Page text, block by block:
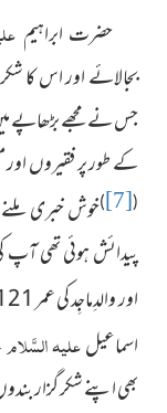
حضرت ابراہیم
بجالائے اور اس کا
جس نے مجھے بڑھاپے
کے طور پر فقیروں اور
(
[7]
)خوش خبری
اور والدِماجِد کی عمر 121 برس تھی جبکہ آپ
اسماعیلعلیہ السَّلام
بھی اپنے شکر گزار